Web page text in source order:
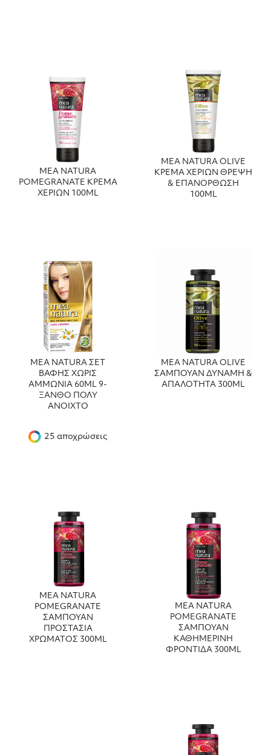
MEA NATURA
POMEGRANATE ΚΡΕΜΑ
ΧΕΡΙΩΝ 100ML
MEA NATURA OLIVE
ΚΡΕΜΑ ΧΕΡΙΩΝ ΘΡΕΨΗ
& ΕΠΑΝΟΡΘΩΣΗ
100ML
ΜΕΑ NATURA ΣΕΤ
ΒΑΦΗΣ ΧΩΡΙΣ
ΑΜΜΩΝΙΑ 60ML 9-
ΞΑΝΘΟ ΠΟΛΥ
ΑΝΟΙΧΤΟ
25 αποχρώσεις
MEA NATURA OLIVE
ΣΑΜΠΟΥΑΝ ΔΥΝΑΜΗ &
ΑΠΑΛΟΤΗΤΑ 300ML
MEA NATURA
POMEGRANATE
ΣΑΜΠΟΥΑΝ
ΠΡΟΣΤΑΣΙΑ
ΧΡΩΜΑΤΟΣ 300ML
MEA NATURA
POMEGRANATE
ΣΑΜΠΟΥΑΝ
ΚΑΘΗΜΕΡΙΝΗ
ΦΡΟΝΤΙΔΑ 300ML